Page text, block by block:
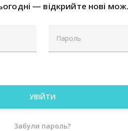
— відкрийте нові
УВІЙТИ
Забули пароль?